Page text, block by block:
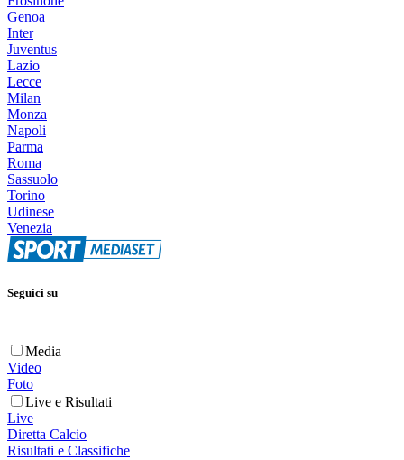
Genoa
Inter
Juventus
Lazio
Lecce
Milan
Monza
Napoli
Parma
Roma
Sassuolo
Torino
Udinese
Venezia
Seguici su
Media
Video
Foto
Live e Risultati
Live
Diretta Calcio
Risultati e Classifiche